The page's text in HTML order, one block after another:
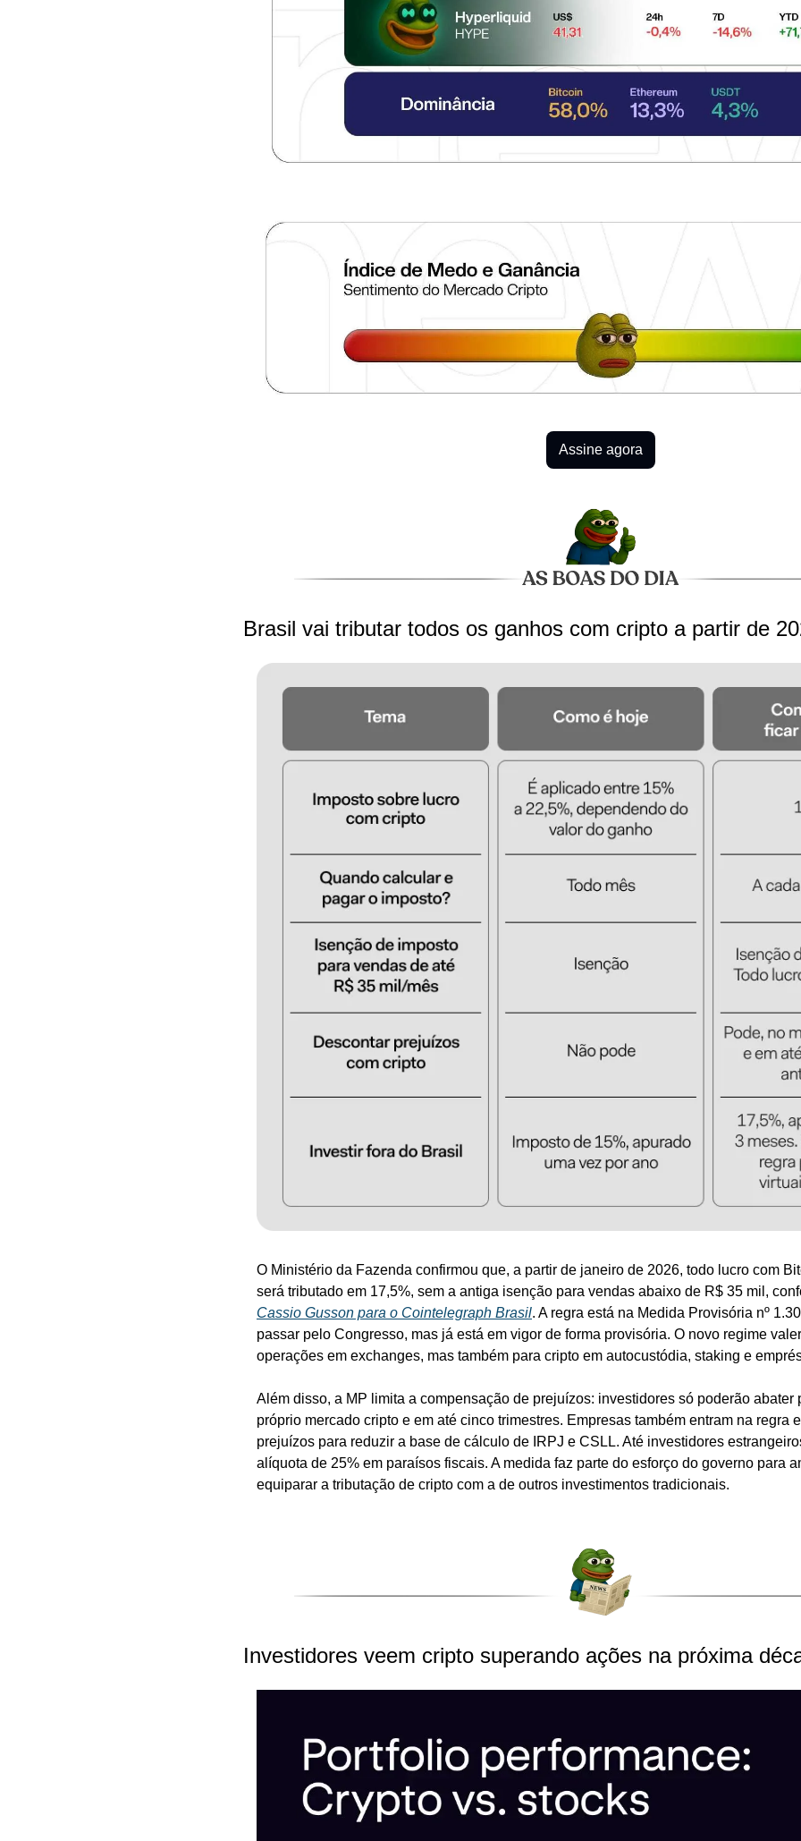
Assine agora
Brasil vai tributar todos os ganhos com cripto a partir de
O Ministério da Fazenda confirmou que, a partir de janeiro de 2026, todo lucro com
será tributado em 17,5%, sem a antiga isenção para vendas abaixo de R$ 35 mil,
Cassio Gusson para o Cointelegraph Brasil. A regra está na Medida Provisória nº
passar pelo Congresso, mas já está em vigor de forma provisória. O novo regime
operações em exchanges, mas também para cripto em autocustódia, staking e
Além disso, a MP limita a compensação de prejuízos: investidores só poderão abater
próprio mercado cripto e em até cinco trimestres. Empresas também entram na regra
prejuízos para reduzir a base de cálculo de IRPJ e CSLL. Até investidores
alíquota de 25% em paraísos fiscais. A medida faz parte do esforço do governo para
equiparar a tributação de cripto com a de outros investimentos tradicionais.
Investidores veem cripto superando ações na próxima